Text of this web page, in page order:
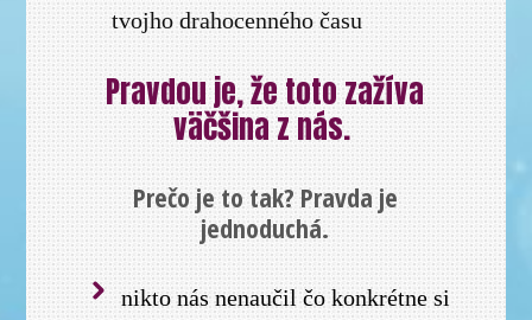
tvojho drahocenného času
Pravdou je, že toto zažíva
väčšina z nás.
Prečo je to tak? Pravda je
jednoduchá.
nikto nás nenaučil čo konkrétne si